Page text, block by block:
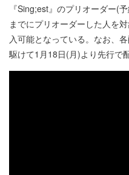
『Sing;est』のプリオーダー(
までにプリオーダーした人を
入可能となっている。なお、
駆けて1月18日(月)より先行で